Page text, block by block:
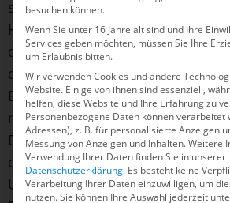
sich keinen größeren Fehler
Halbfinale steht am Donnerstag
deutscher Zeit) an, von 18
qualifizieren sich dann die
Entscheidung am gleichen Tag
möchte an das anknüpfen, was
Doha erreicht habe, also
oder besser“, so Pfeif. Bei den
University Games in Berlin holte
besuchen können.
Wenn Sie unter 16 Jahre alt sind und Ihre
Services geben möchten, müssen Sie Ihre
um Erlaubnis bitten.
Wir verwenden Cookies und andere
Website. Einige von ihnen sind essenziell,
helfen, diese Website und Ihre Erfahrung zu
Personenbezogene Daten können verarbeitet
Adressen), z. B. für personalisierte Anzeigen
Messung von Anzeigen und Inhalten.Weitere
Verwendung Ihrer Daten finden Sie in unserer
Datenschutzerklärung. Es besteht keine
Verarbeitung Ihrer Daten einzuwilligen, um
nutzen.Sie können Ihre Auswahl jederzeit